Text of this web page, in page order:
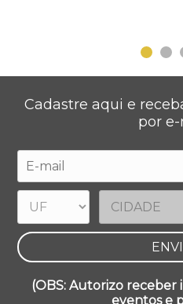
Cadastre aqui e
por
(OBS: Autorizo receber
eventos e